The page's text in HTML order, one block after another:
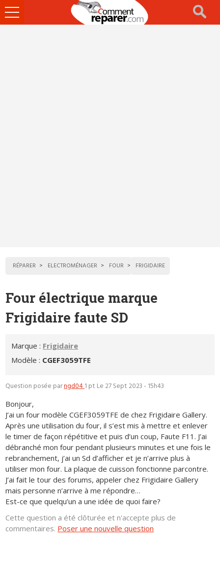
Ouvrir
le
RÉPARER ELECTROMÉNAGER FOUR FRIGIDAIRE
Four électrique marque
Frigidaire faute SD
Marque : Frigidaire
Modèle : CGEF3059TFE
Question posée parngd041 pt Le 27 Sept 2023 - 15h43
Bonjour,
J’ai un four modèle CGEF3059TFE de chez Frigidaire Gallery.
Après une utilisation du four, il s’est mis à mettre et enlever
le timer de façon répétitive et puis d’un coup, Faute F11. J’ai
débranché mon four pendant plusieurs minutes et une fois le
rebranchement, j’ai un Sd d’afficher et je n’arrive plus à
utiliser mon four. La plaque de cuisson fonctionne parcontre.
J’ai fait le tour des forums, appeler chez Frigidaire Gallery
mais personne n’arrive à me répondre…
Est-ce que quelqu’un a une idée de quoi faire?
Cette question a été clôturée et n'accepte plus de
commentaires. Poser une nouvelle question